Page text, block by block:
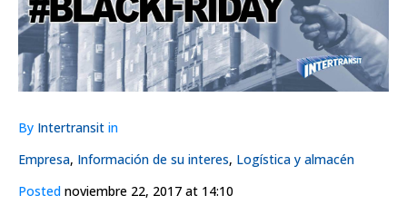
By Intertransit in
Empresa, Información de su interes, Logística y almacén
Posted noviembre 22, 2017 at 14:10